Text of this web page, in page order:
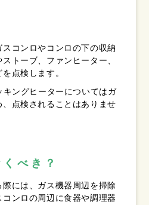
コンロやコンロの下の収納
トーブ、ファンヒーター、
点検します。
ングヒーターについてはガ
点検されることはありませ
べき？
には、ガス機器周辺を掃除
ンロの周辺に食器や調理器